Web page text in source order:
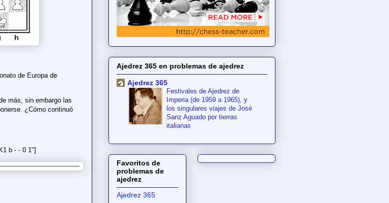
de Europa de
más, sin embargo las
¿Cómo continuó
b - - 0 1"]
Ajedrez 365 en problemas de ajedrez
Ajedrez 365
Festivales de Ajedrez de
Imperia (de 1959 a 1965), y
los singulares viajes de José
Sanz Aguado por tierras
italianas
Favoritos de
problemas de
ajedrez
Ajedrez 365